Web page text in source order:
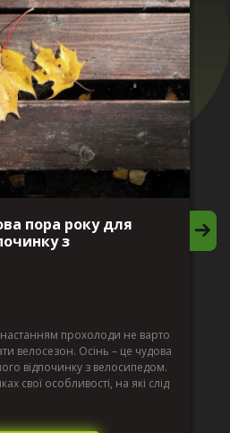
пора року для
з
прохолоди не варто
велосезон. Осінь – це чудова
відпочинку з велосипедом.
свої особливості, на які слід